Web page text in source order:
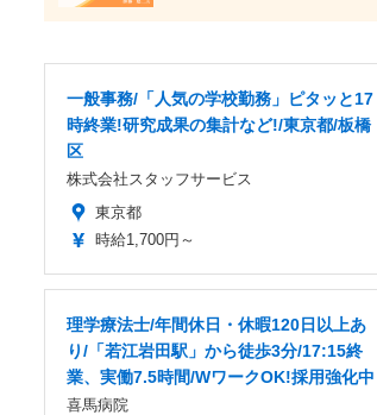
一般事務/「人気の学校勤務」ピタッと17
時終業!研究成果の集計など!/東京都/板橋
区
株式会社スタッフサービス
東京都
時給1,700円～
理学療法士/年間休日・休暇120日以上あ
り/「若江岩田駅」から徒歩3分/17:15終
業、実働7.5時間/WワークOK!採用強化中
喜馬病院